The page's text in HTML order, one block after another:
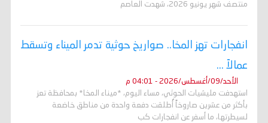
منتصف شهر يونيو 2026، شهدت العاصم
انفجارات تهز المخا.. صواريخ حوثية تدمر الميناء وتسقط
عمالاً ...
الأحد/09/أغسطس/2026 - 04:01 م
استهدفت مليشيات الحوثي، مساء اليوم، *ميناء المخا* بمحافظة تعز
بأكثر من عشرين صاروخاً أُطلقت دفعة واحدة من مناطق خاضعة
لسيطرتها، ما أسفر عن انفجارات كب